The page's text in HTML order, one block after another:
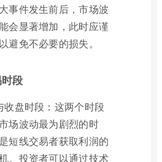
事件发生前后，市场波
会显著增加，此时应谨
避免不必要的损失。
段
收盘时段：这两个时段
场波动最为剧烈的时
短线交易者获取利润的
。投资者可以通过技术